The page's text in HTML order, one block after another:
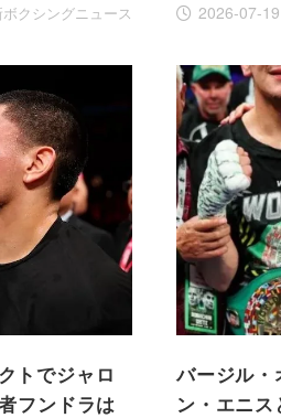
クシングニュース
2026-07-19
トでジャロ
フンドラは
バージル
ン・エニス